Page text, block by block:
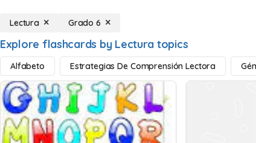
Lectura Grado 6
Explore flashcards by Lectura topics
Alfabeto Estrategias De Comprensión Lectora